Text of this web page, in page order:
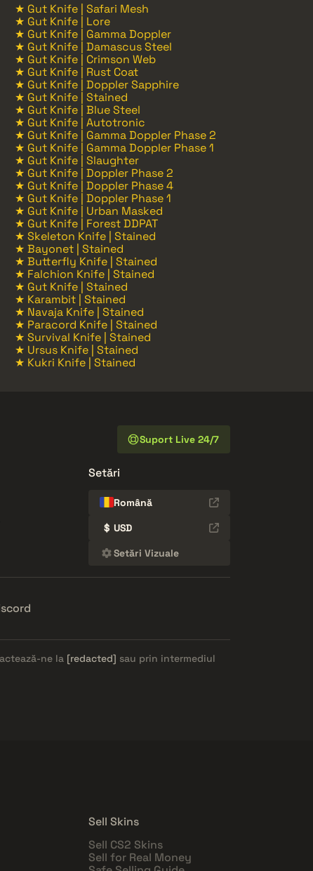
★ Gut Knife | Safari Mesh
★ Gut Knife | Lore
★ Gut Knife | Gamma Doppler
★ Gut Knife | Damascus Steel
★ Gut Knife | Crimson Web
★ Gut Knife | Rust Coat
★ Gut Knife | Doppler Sapphire
★ Gut Knife | Stained
★ Gut Knife | Blue Steel
★ Gut Knife | Autotronic
★ Gut Knife | Gamma Doppler Phase 2
★ Gut Knife | Gamma Doppler Phase 1
★ Gut Knife | Slaughter
★ Gut Knife | Doppler Phase 2
★ Gut Knife | Doppler Phase 4
★ Gut Knife | Doppler Phase 1
★ Gut Knife | Urban Masked
★ Gut Knife | Forest DDPAT
★ Skeleton Knife | Stained
★ Bayonet | Stained
★ Butterfly Knife | Stained
★ Falchion Knife | Stained
★ Gut Knife | Stained
★ Karambit | Stained
★ Navaja Knife | Stained
★ Paracord Knife | Stained
★ Survival Knife | Stained
★ Ursus Knife | Stained
★ Kukri Knife | Stained
Suport Live 24/7
Setări
Română
$ USD
Setări Vizuale
ne la [redacted] sau prin intermediul
Sell Skins
Sell CS2 Skins
Sell for Real Money